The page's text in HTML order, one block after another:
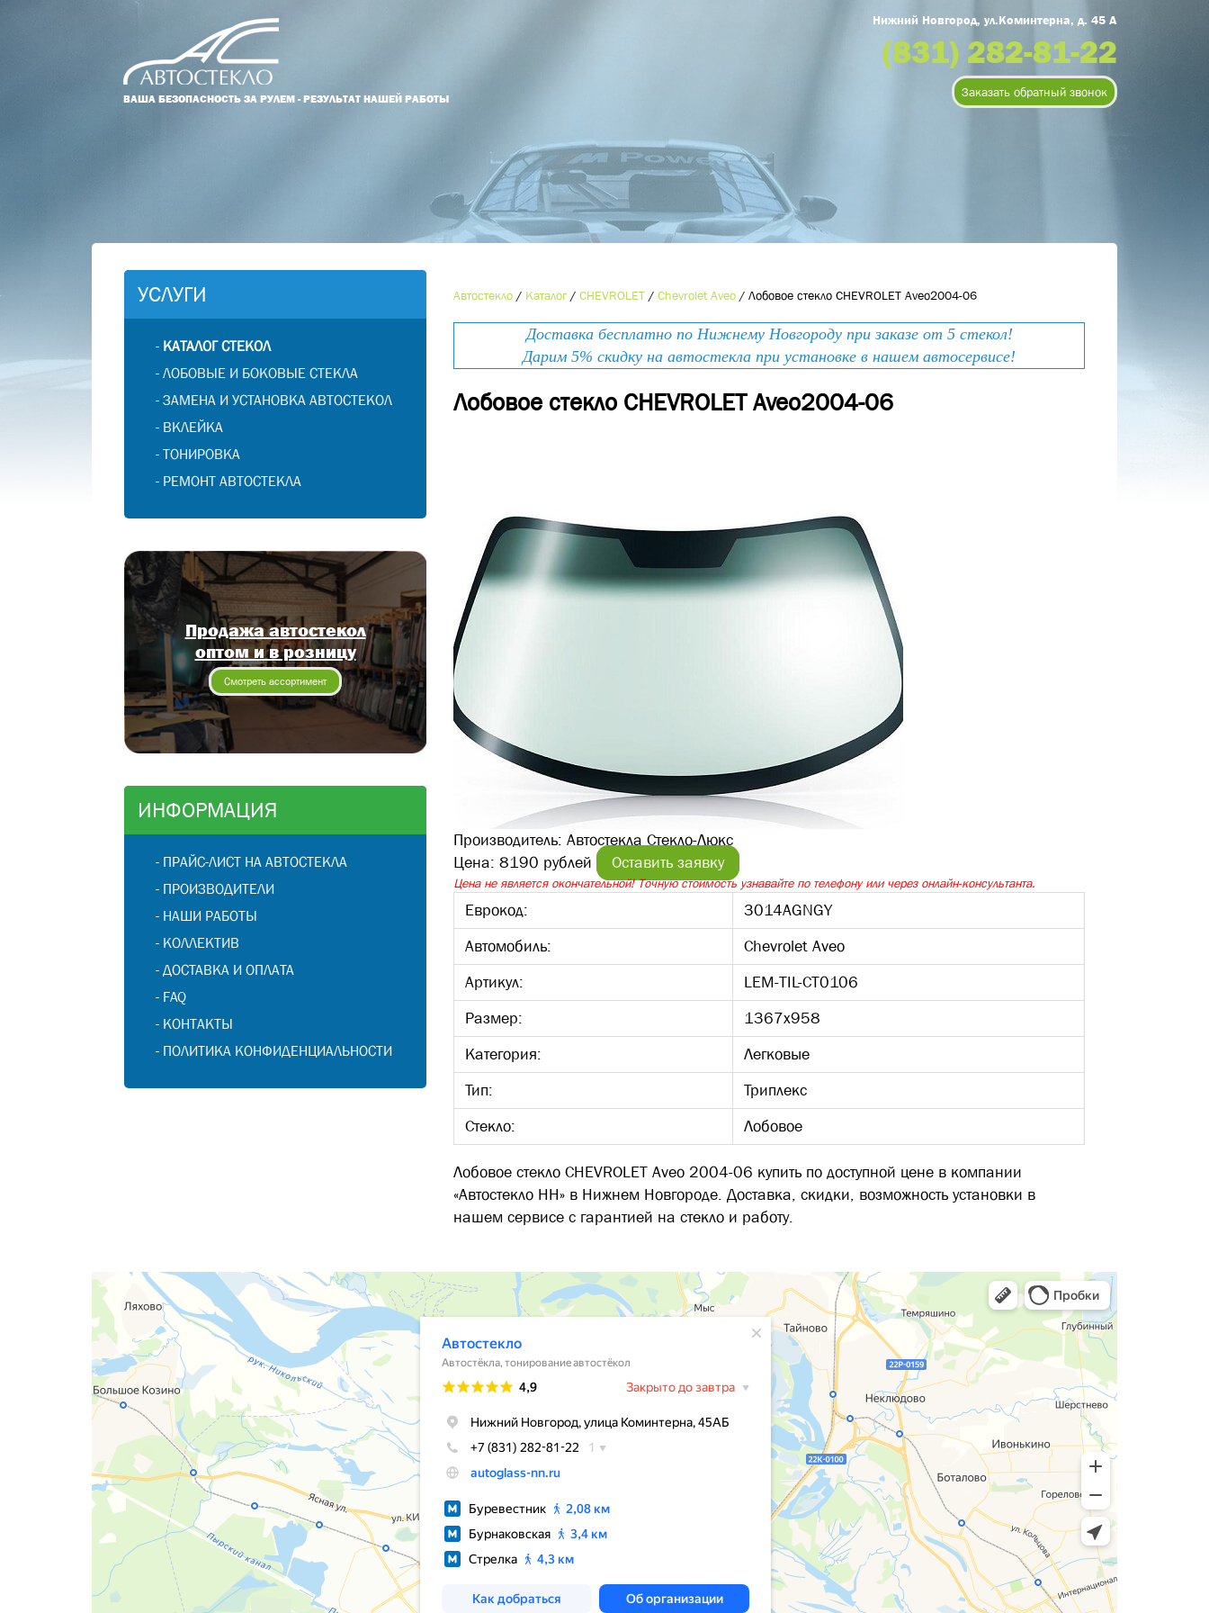
ВАША БЕЗОПАСНОСТЬ ЗА РУЛЕМ - РЕЗУЛЬТАТ НАШЕЙ РАБОТЫ
Нижний Новгород, ул.Коминтерна, д. 45 А
(831) 282-81-22
Заказать обратный звонок
УСЛУГИ
- КАТАЛОГ СТЕКОЛ
-ЛОБОВЫЕ И БОКОВЫЕ СТЕКЛА
-ЗАМЕНА И УСТАНОВКА АВТОСТЕКОЛ
- ВКЛЕЙКА
-ТОНИРОВКА
- РЕМОНТ АВТОСТЕКЛА
Продажа автостекол
оптом и в розницу
Смотреть ассортимент
ИНФОРМАЦИЯ
- ПРАЙС-ЛИСТ НА АВТОСТЕКЛА
- ПРОИЗВОДИТЕЛИ
- НАШИ РАБОТЫ
- КОЛЛЕКТИВ
-ДОСТАВКА И ОПЛАТА
- FAQ
- КОНТАКТЫ
- ПОЛИТИКА КОНФИДЕНЦИАЛЬНОСТИ
Автостекло / Каталог / CHEVROLET / Chevrolet Aveo / Лобовое стекло CHEVROLET Aveo2004-06
Доставка бесплатно по Нижнему Новгороду при заказе от 5 стекол!
Дарим 5% скидку на автостекла при установке в нашем автосервисе!
Лобовое стекло CHEVROLET Aveo2004-06
Производитель: Автостекла Стекло-Люкс
Цена: 8190 рублей Оставить заявку
Цена не является окончательной! Точную стоимость узнавайте по телефону или через онлайн-консультанта.
Еврокод:
3014AGNGY
Автомобиль:
Chevrolet Aveo
Артикул:
LEM-TIL-CT0106
Размер:
1367х958
Категория:
Легковые
Тип:
Триплекс
Стекло:
Лобовое
Лобовое стекло CHEVROLET Aveo 2004-06 купить по доступной цене в компании
«Автостекло НН» в Нижнем Новгороде. Доставка, скидки, возможность установки в
нашем сервисе с гарантией на стекло и работу.
Оставьте номер телефона и мы Вам
перезвоним!
Номер телефона*
Ваше сообщение*
Отправить
Оформить заказ
Наименование товара